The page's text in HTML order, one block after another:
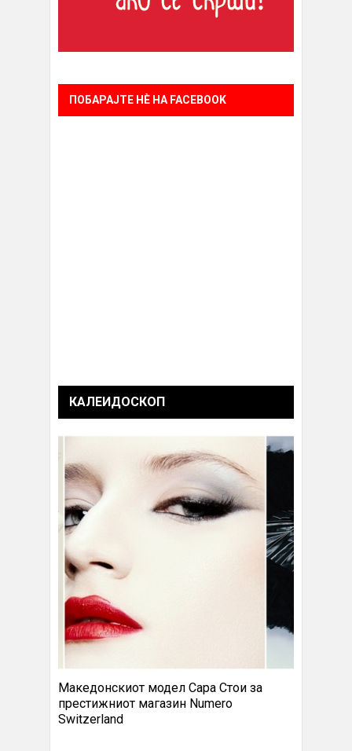
ПОБАРАЈТЕ НÈ НА FACEBOOK
КАЛЕИДОСКОП
Македонскиот модел Сара Стои за
престижниот магазин Numero
Switzerland